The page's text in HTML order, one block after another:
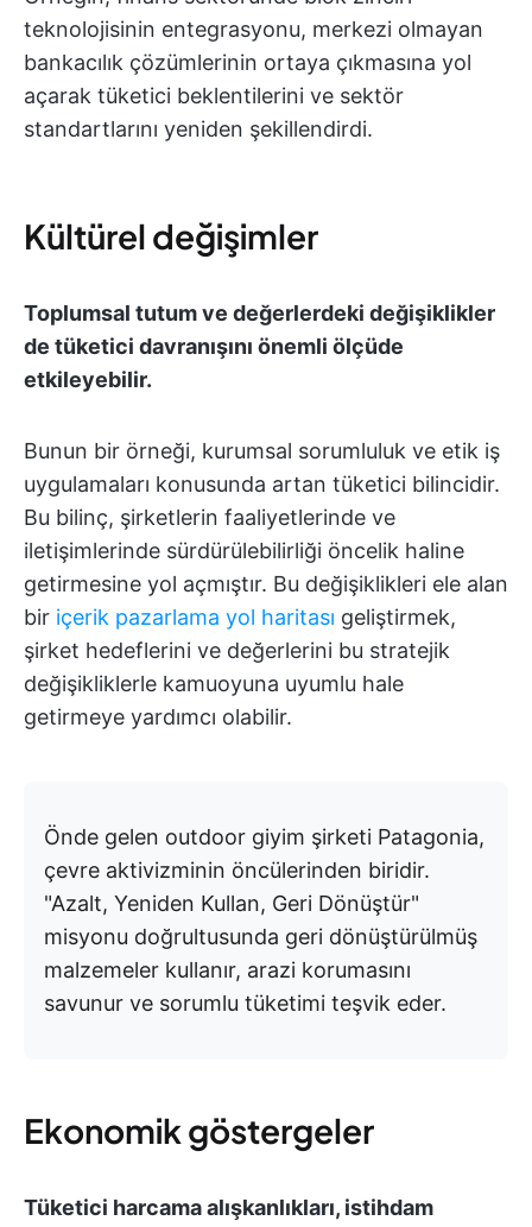
teknolojisinin entegrasyonu, merkezi olmayan
bankacılık çözümlerinin ortaya çıkmasına yol
açarak tüketici beklentilerini ve sektör
standartlarını yeniden şekillendirdi.
Kültürel değişimler
Toplumsal tutum ve değerlerdeki değişiklikler
de tüketici davranışını önemli ölçüde
etkileyebilir.
Bunun bir örneği, kurumsal sorumluluk ve etik iş
uygulamaları konusunda artan tüketici bilincidir.
Bu bilinç, şirketlerin faaliyetlerinde ve
iletişimlerinde sürdürülebilirliği öncelik haline
getirmesine yol açmıştır. Bu değişiklikleri ele alan
bir içerik pazarlama yol haritası geliştirmek,
şirket hedeflerini ve değerlerini bu stratejik
değişikliklerle kamuoyuna uyumlu hale
getirmeye yardımcı olabilir.
Önde gelen outdoor giyim şirketi Patagonia,
çevre aktivizminin öncülerinden biridir.
"Azalt, Yeniden Kullan, Geri Dönüştür"
misyonu doğrultusunda geri dönüştürülmüş
malzemeler kullanır, arazi korumasını
savunur ve sorumlu tüketimi teşvik eder.
Ekonomik göstergeler
Tüketici harcama alışkanlıkları, istihdam